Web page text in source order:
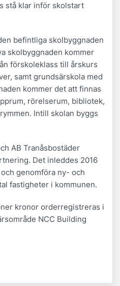
stå klar inför skolstart
befintliga skolbyggnaden
skolbyggnaden kommer
förskoleklass till årskurs
samt grundsärskola med
kommer det att finnas
rörelserum, bibliotek,
Intill skolan byggs
AB Tranåsbostäder
Det inleddes 2016
genomföra ny- och
fastigheter i kommunen.
kronor orderregistreras i
NCC Building